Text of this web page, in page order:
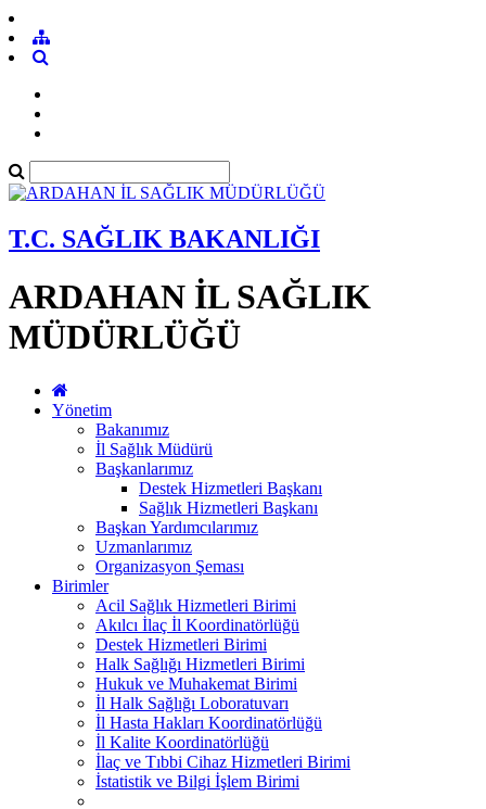
T.C. SAĞLIK BAKANLIĞI
ARDAHAN İL SAĞLIK
MÜDÜRLÜĞÜ
Yönetim
Bakanımız
İl Sağlık Müdürü
Başkanlarımız
Destek Hizmetleri Başkanı
Sağlık Hizmetleri Başkanı
Başkan Yardımcılarımız
Uzmanlarımız
Organizasyon Şeması
Birimler
Acil Sağlık Hizmetleri Birimi
Akılcı İlaç İl Koordinatörlüğü
Destek Hizmetleri Birimi
Halk Sağlığı Hizmetleri Birimi
Hukuk ve Muhakemat Birimi
İl Halk Sağlığı Loboratuvarı
İl Hasta Hakları Koordinatörlüğü
İl Kalite Koordinatörlüğü
İlaç ve Tıbbi Cihaz Hizmetleri Birimi
İstatistik ve Bilgi İşlem Birimi